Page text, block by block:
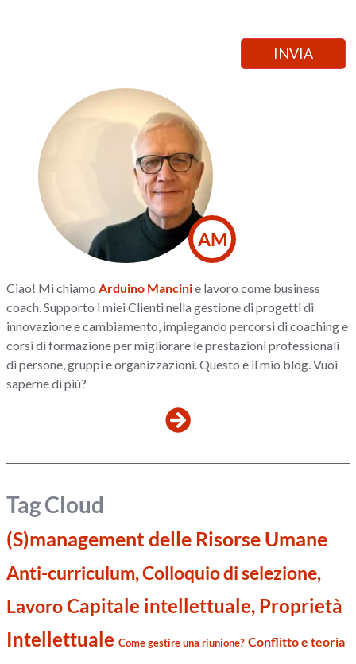
AM
Ciao! Mi chiamo Arduino Mancinie lavoro come business
coach. Supporto i miei Clienti nella gestione di progetti di
innovazione e cambiamento, impiegando percorsi di coaching e
corsi di formazione per migliorare le prestazioni professionali
di persone, gruppi e organizzazioni. Questo è il mio blog. Vuoi
saperne di più?
Tag Cloud
(S)management delle Risorse Umane
Anti-curriculum, Colloquio di selezione,
LavoroCapitale intellettuale, Proprietà
Intellettuale Come gestire una riunione? Conflitto e teoria